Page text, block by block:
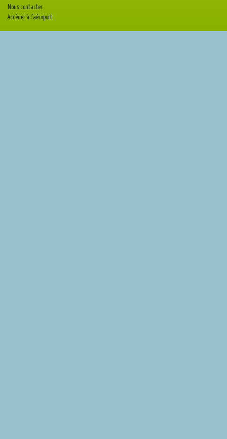
Nous contacter
Accèder à l’aéroport